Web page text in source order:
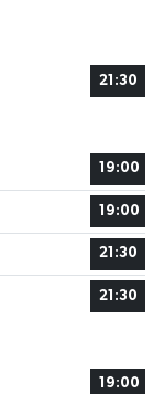
21:30
19:00
19:00
21:30
21:30
19:00